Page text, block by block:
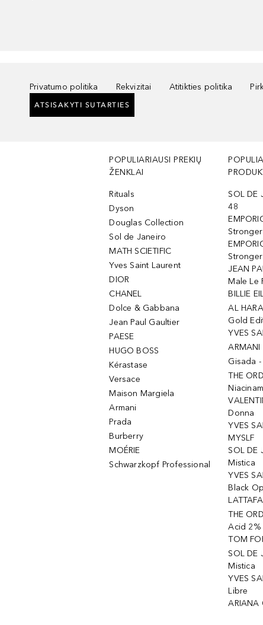
Privatumo politika Rekvizitai Atitikties politika
ATSISAKYTI SUTARTIES
POPULIARIAUSI PREKIŲ
ŽENKLAI
Rituals
Dyson
Douglas Collection
Sol de Janeiro
MATH SCIETIFIC
Yves Saint Laurent
DIOR
CHANEL
Dolce & Gabbana
Jean Paul Gaultier
PAESE
HUGO BOSS
Kérastase
Versace
Maison Margiela
Armani
Prada
Burberry
MOÉRIE
Schwarzkopf Professional
SOL DE
48
JEAN
Male Le
BILLIE
AL
Gold
YVES
Gisada
THE
Donna
YVES
MYSLF
SOL DE
Mistica
YVES
Black
THE
Acid 2%
TOM
SOL DE
Mistica
YVES
Libre
ARIANA